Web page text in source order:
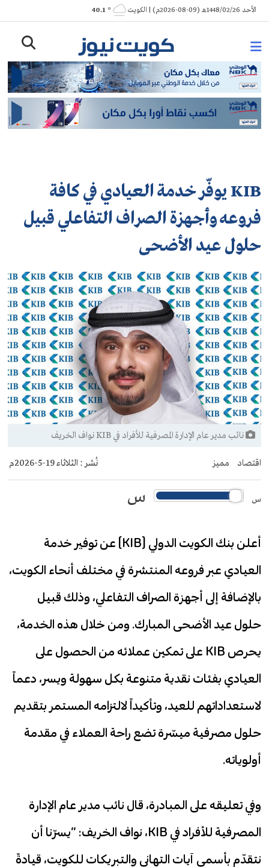
Skip
to
الأحد 1448/02/26هـ (09-08-2026م) | الكويت ° 40.1
KIB يوفّر خدمة العيادي في كافة
فروعه وأجهزة الصراف التفاعلي قبيل
حلول عيد الأضحى
نائب مدير عام الإدارة المصرفية للأفراد في KIB نواف الخريف
اقتصاد مميز نُشر : الثلاثاء 19-5-2026م
س س
أعلن بنك الكويت الدولي (KIB) عن توفير خدمة
العيادي عبر فروعه المنتشرة في مختلف أنحاء الكويت،
بالإضافة إلى أجهزة الصراف التفاعلي، وذلك قبيل
حلول عيد الأضحى المبارك. ومن خلال هذه الخدمة،
يحرص KIB على تمكين عملائه من الحصول على
العيادي بفئات نقدية متنوعة بكل سهولة ويسر، دعماً
لاستعداداتهم للعيد، وتأكيداً لالتزامه المستمر بتقديم
حلول مصرفية ميسّرة تضع راحة العملاء في مقدمة
أولوياته.
وفي تعليقه على المبادرة، قال نائب مدير عام الإدارة
المصرفية للأفراد في KIB، نواف الخريف: “يسرّنا أن
نتقدّم بأسمى آيات التهاني والتبريكات للكويت، قيادةً